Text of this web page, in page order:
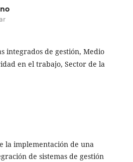
integrados de gestión, Medio
en el trabajo, Sector de la
la implementación de una
de sistemas de gestión